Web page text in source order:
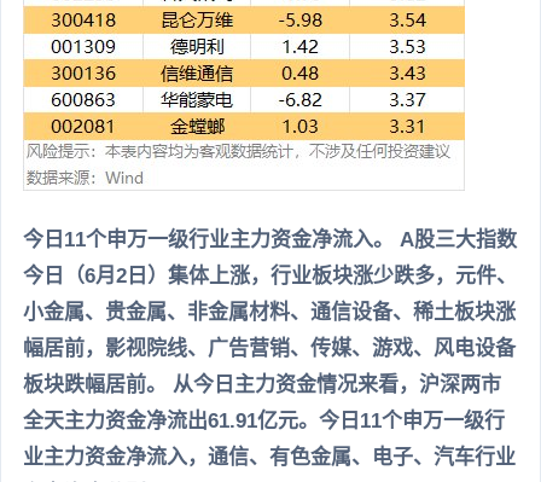
今日11个申万一级行业主力资金净流入。 A股三大指数
今日（6月2日）集体上涨，行业板块涨少跌多，元件、
小金属、贵金属、非金属材料、通信设备、稀土板块涨
幅居前，影视院线、广告营销、传媒、游戏、风电设备
板块跌幅居前。 从今日主力资金情况来看，沪深两市
全天主力资金净流出61.91亿元。今日11个申万一级行
业主力资金净流入，通信、有色金属、电子、汽车行业